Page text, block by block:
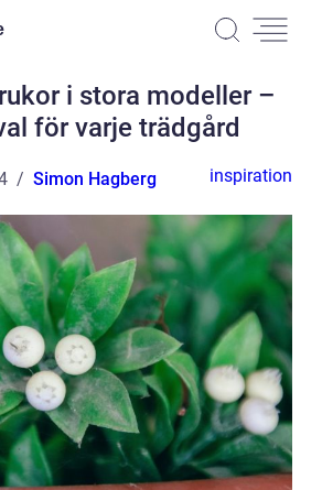
i stora modeller –
för varje trädgård
Simon Hagberg inspiration